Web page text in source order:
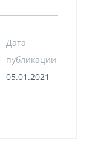
Дата
публикации
05.01.2021